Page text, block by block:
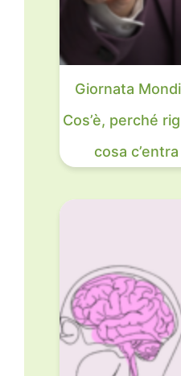
Giornata
Cos’è, perché
cosa